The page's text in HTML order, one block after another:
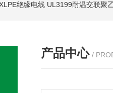
绝缘电线 UL3199耐温交联聚
产品中心 /